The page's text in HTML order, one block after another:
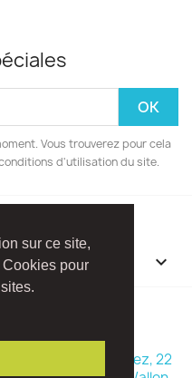
sur ce site,
pour
Vous trouverez pour cela
d'utilisation du site.

- Rue Ry d'Hez, 22